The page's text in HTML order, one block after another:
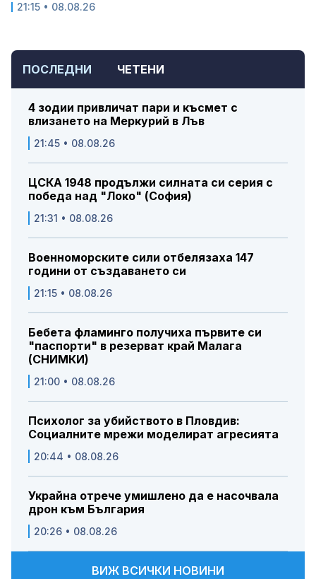
ПОСЛЕДНИ ЧЕТЕНИ
4 зодии привличат пари и късмет с
влизането на Меркурий в Лъв
21:45 • 08.08.26
ЦСКА 1948 продължи силната си серия с
победа над "Локо" (София)
21:31 • 08.08.26
Военноморските сили отбелязаха 147
години от създаването си
21:15 • 08.08.26
Бебета фламинго получиха първите си
"паспорти" в резерват край Малага
(СНИМКИ)
21:00 • 08.08.26
Психолог за убийството в Пловдив:
Социалните мрежи моделират агресията
20:44 • 08.08.26
Украйна отрече умишлено да е насочвала
дрон към България
20:26 • 08.08.26
ВИЖ ВСИЧКИ НОВИНИ
21:15 • 08.08.26